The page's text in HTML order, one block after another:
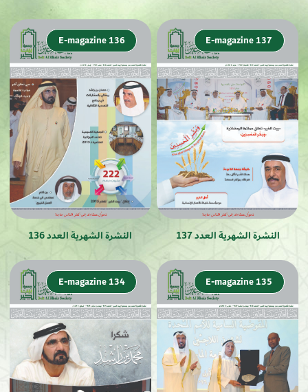
E-magazine 137
النشرة الشهرية العدد 137
E-magazine 136
النشرة الشهرية العدد 136
E-magazine 135
E-magazine 134